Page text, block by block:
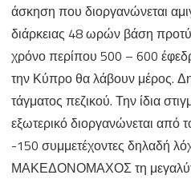
άσκηση που διοργανώνεται
διάρκειας 48 ωρών βάση
χρόνο περίπου 500 – 600
την Κύπρο θα λάβουν μέρος.
τάγματος πεζικού. Την ίδια
εξωτερικό διοργανώνεται από
-150 συμμετέχοντες δηλαδή
ΜΑΚΕΔΟΝΟΜΑΧΟΣ τη